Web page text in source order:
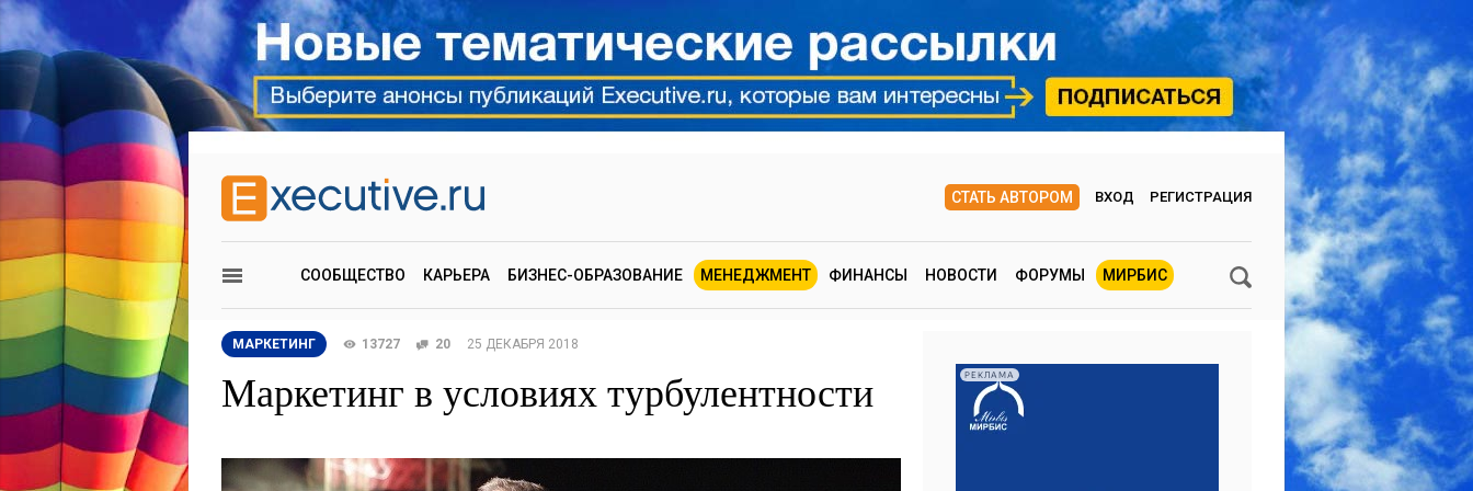
СТАТЬ АВТОРОМ ВХОД РЕГИСТРАЦИЯ
СООБЩЕСТВО КАРЬЕРА БИЗНЕС-ОБРАЗОВАНИЕ МЕНЕДЖМЕНТ ФИНАНСЫ НОВОСТИ ФОРУМЫ МИРБИС
МАРКЕТИНГ 13727 20 25 ДЕКАБРЯ 2018
Маркетинг в условиях турбулентности РЕКЛАМА